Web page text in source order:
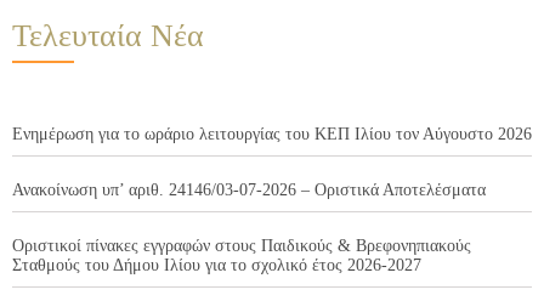
Τελευταία Νέα
Ενημέρωση για το ωράριο λειτουργίας του ΚΕΠ Ιλίου τον Αύγουστο 2026
Ανακοίνωση υπ’ αριθ. 24146/03-07-2026 – Οριστικά Αποτελέσματα
Οριστικοί πίνακες εγγραφών στους Παιδικούς & Βρεφονηπιακούς
Σταθμούς του Δήμου Ιλίου για το σχολικό έτος 2026-2027